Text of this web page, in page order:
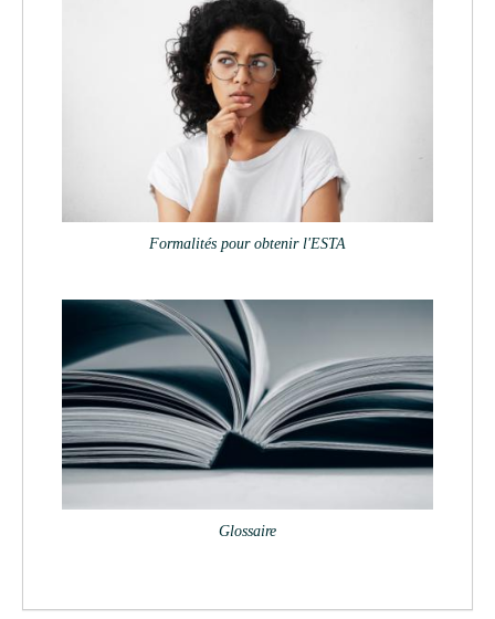
Formalités pour obtenir l'ESTA
Glossaire